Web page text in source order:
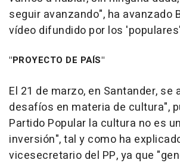
seguir avanzando", ha avanzado
vídeo difundido por los
"PROYECTO DE PAÍS"
El 21 de marzo, en Santander, se
desafíos en materia de cultura",
Partido Popular la cultura no es
inversión", tal y como ha
vicesecretario del PP, ya que